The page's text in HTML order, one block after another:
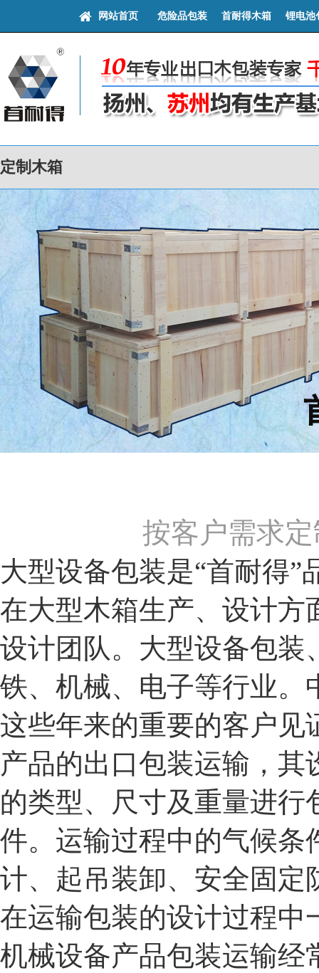
网站首页 危险品包装 首耐得木箱 锂电池
定制木箱
按客户需求
大型设备包装是“首耐得
在大型木箱生产、设计方
设计团队。大型设备包装
铁、机械、电子等行业。
这些年来的重要的客户见
产品的出口包装运输，
的类型、尺寸及重量进
件。运输过程中的气候条
计、起吊装卸、安全固定
在运输包装的设计过程中
机械设备产品包装运输经